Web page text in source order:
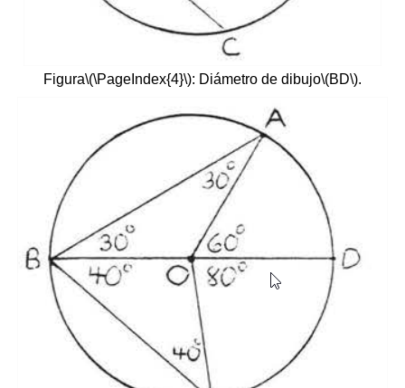
Figura\(\PageIndex{4}\): Diámetro de dibujo\(BD\).